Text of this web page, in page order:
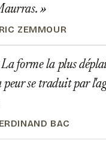
ZEMMOUR
forme la plus
peur se traduit par
BAC